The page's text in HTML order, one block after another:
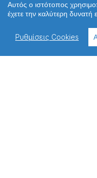
Χρήσιμοι σύνδεσμοι
Επικοινωνία
Παλιό Webite
ΔΙΕΥΘΥΝΣΗ
Αυτός ο ιστότοπος
έχετε την καλύτερη δυνατή
Ρυθμίσεις Cookies